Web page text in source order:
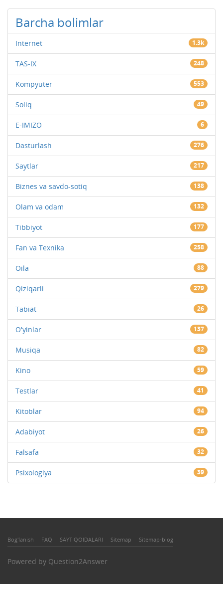
Barcha bolimlar
Internet 1.3k
TAS-IX 248
Kompyuter 553
Soliq 49
E-IMIZO 6
Dasturlash 276
Saytlar 217
Biznes va savdo-sotiq 138
Olam va odam 132
Tibbiyot 177
Fan va Texnika 258
Oila 88
Qiziqarli 279
Tabiat 26
O'yinlar 137
Musiqa 82
Kino 59
Testlar 41
Kitoblar 94
Adabiyot 26
Falsafa 32
Psixologiya 39
Bog'lanish FAQ SAYT QOIDALARI Sitemap Sitemap-blog
Powered by Question2Answer